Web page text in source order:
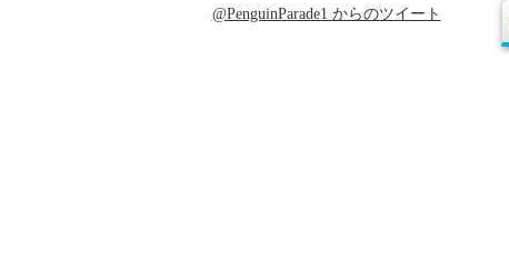
@PenguinParade1 からのツイート